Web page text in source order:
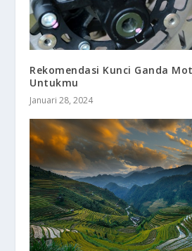
Rekomendasi Kunci Ganda
Untukmu
Januari 28, 2024